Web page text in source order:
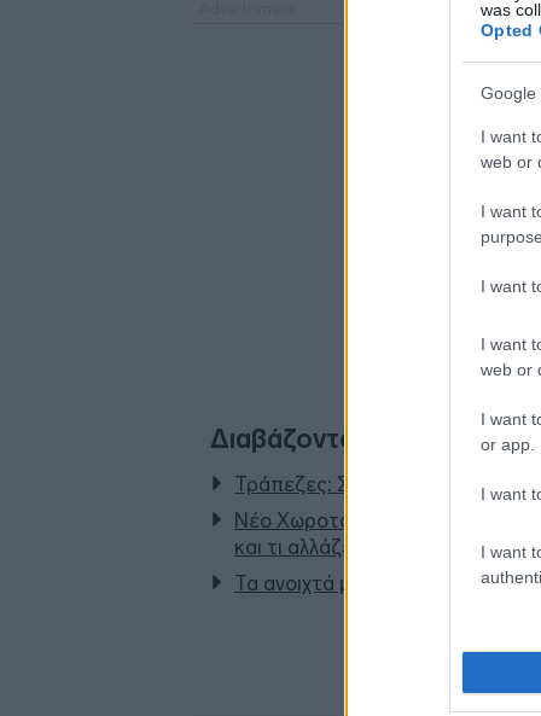
was
Opted
Google
I want
web or
I want
I want
I want
web or
I want
or app.
I want
I want
Διαβάζονται αυτή τη στιγμή
Τράπεζες: Στα 55,5 εκατ. ευρώ
Νέο Χωροταξικό Τουρισμού: Οι
και τι αλλάζει σε ξενοδοχεία,
Τα ανοιχτά μέτωπα για την